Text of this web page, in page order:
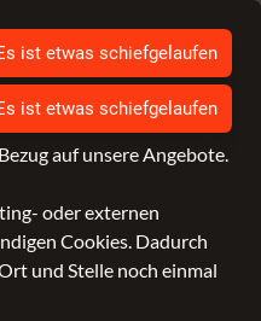
und Ihnen in Zukunft
auf unsere Angebote.
oder externen
Cookies. Dadurch
und Stelle noch einmal
Wunschliste Warenkorb
SALE
ist etwas schiefgelaufen